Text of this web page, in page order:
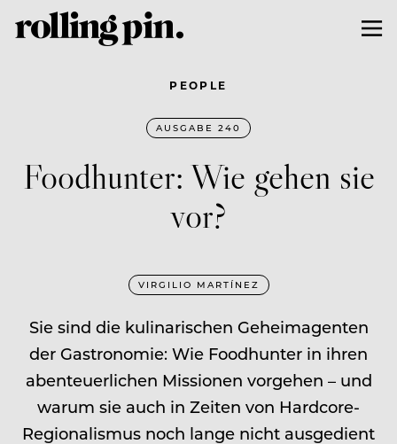
PEOPLE
AUSGABE 240
Foodhunter: Wie gehen sie
vor?
VIRGILIO MARTÍNEZ
Sie sind die kulinarischen Geheimagenten
der Gastronomie: Wie Foodhunter in ihren
abenteuerlichen Missionen vorgehen – und
warum sie auch in Zeiten von Hardcore-
Regionalismus noch lange nicht ausgedient